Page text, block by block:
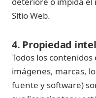
Sitio Web.
4. Propiedad
Todos los contenidos
imágenes, marcas,
fuente y software)